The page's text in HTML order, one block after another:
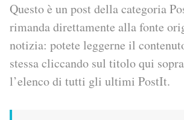
PODCAST
NEWSLETTER
Questo è un post della categoria
rimanda direttamente alla fonte
notizia: potete leggerne il
stessa cliccando sul titolo qui
l’elenco di tutti gli ultimi PostIt.